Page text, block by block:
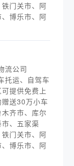
门关市、阿
博乐市、阿
流公司
托运、自驾车
提供免费上
送30万小车
齐市、库尔
、五家渠
门关市、阿
博乐市、阿